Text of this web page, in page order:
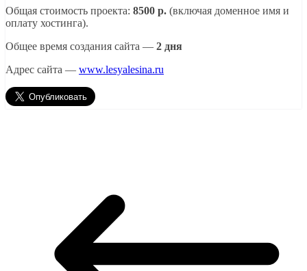
Общая стоимость проекта: 8500 р. (включая доменное имя и
оплату хостинга).
Общее время создания сайта — 2 дня
Адрес сайта — www.lesyalesina.ru